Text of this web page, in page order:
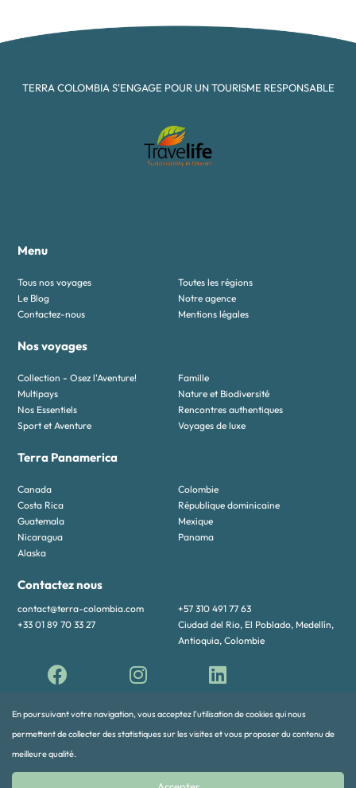
En poursuivant votre navigation, vous acceptez l’utilisation de cookies qui nous
permettent de collecter des statistiques sur les visites et vous proposer du contenu de
meilleure qualité.
TERRA COLOMBIA S'ENGAGE POUR UN TOURISME RESPONSABLE
Menu
Tous nos voyages
Toutes les régions
Le Blog
Notre agence
Contactez-nous
Mentions légales
Nos voyages
Collection - Osez l'Aventure!
Famille
Multipays
Nature et Biodiversité
Nos Essentiels
Rencontres authentiques
Sport et Aventure
Voyages de luxe
Terra Panamerica
Canada
Colombie
Costa Rica
République dominicaine
Guatemala
Mexique
Nicaragua
Panama
Alaska
Contactez nous
contact@terra-colombia.com
+57 310 491 77 63
+33 01 89 70 33 27
Ciudad del Rio, El Poblado, Medellín,
Antioquia, Colombie